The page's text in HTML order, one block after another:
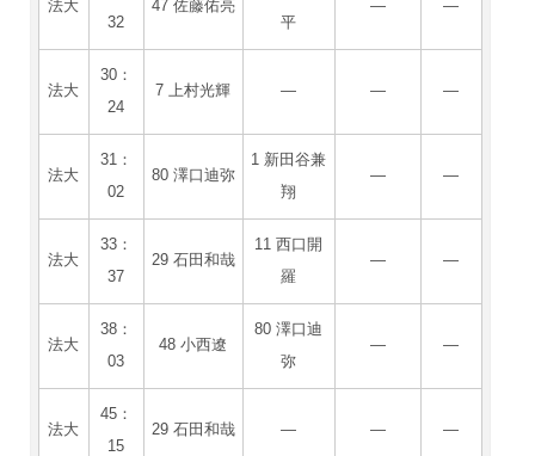
法大
32
47 佐藤佑亮
平
― ―
法大
30：
24
7 上村光輝 ― ― ―
法大
31：
02
80 澤口迪弥
1 新田谷兼
翔
― ―
法大
33：
37
29 石田和哉
11 西口開
羅
― ―
法大
38：
03
48 小西遼
80 澤口迪
弥
― ―
法大
45：
15
29 石田和哉 ― ― ―